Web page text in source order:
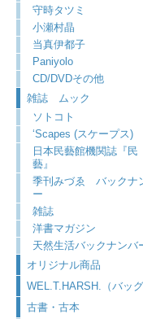
守時タツミ
小瀬村晶
当真伊都子
Paniyolo
CD/DVDその他
雑誌 ムック
ソトコト
‘Scapes (スケープス)
日本民藝館機関誌『民
藝』
季刊みづゑ バックナ
ー
雑誌
洋書マガジン
天然生活バックナンバ
オリジナル商品
WEL.T.HARSH.（バッグ
古書・古本